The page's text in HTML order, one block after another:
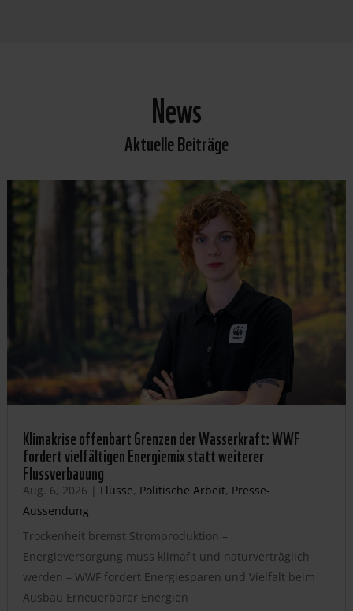
News
Aktuelle Beiträge
Klimakrise offenbart Grenzen der Wasserkraft: WWF
fordert vielfältigen Energiemix statt weiterer
Flussverbauung
Aug. 6, 2026 | Flüsse, Politische Arbeit, Presse-
Aussendung
Trockenheit bremst Stromproduktion –
Energieversorgung muss klimafit und naturverträglich
werden – WWF fordert Energiesparen und Vielfalt beim
Ausbau Erneuerbarer Energien